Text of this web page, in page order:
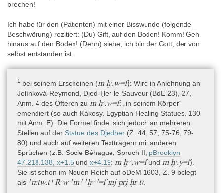
Bearbeitungsgeschichte
Der Torso wurde zunächst im 18. Jh. von einem unbekannten
Künstler in Velletri abgezeichnet, vielleicht für den von Zoëga
Museum: Guide 2016, 28; Mainieri 2021, 81-84). Champollion
kannte die Darstellungen auf dem Torso gut und nutzte Motive
der „Torso Borgia“ für seine Beschreibung der Gottheiten Amun-
Re, Neith und der Ihetkuh (Champollion 1823, unpaginiert). Auch
Lanzone 1881-1884 hat mehrere Abbildungen für seinen
mythologischen Enzyklopädie von „busto 401“ entnommen. Die
vier kleinen Fotos bei Ruesch 1911 erwecken einen Eindruck des
textlichen und bildlichen Reichtums, sind jedoch zu klein zum
Studium. Buhl 1959 veröffentlichte das erste größere Foto der
Vorderseite, El-Sayed 1982 das erste Foto der Rückseite. Eine
vollständige Publikation aller Texte und Darstellungen,
einschließlich einer Übersetzung der Texte und eines
Kommentars, erfolgte erst 1999 durch Láslo Kákosy.
brechen!
Ich habe für den (Patienten) mit einer Bisswunde (folgende
Beschwörung) rezitiert: (Du) Gift, auf den Boden! Komm! Geh
hinaus auf den Boden! (Denn) siehe, ich bin der Gott, der von
selbst entstanden ist.
1 bei seinem Erscheinen (m ḫꜥ.w=f): Wird in Anlehnung an
Jelínková-Reymond, Djed-Ḥer-le-Sauveur (BdE 23), 27,
Anm. 4 des Öfteren zu m ḥꜥ.w=f: „in seinem Körper“
emendiert (so auch Kákosy, Egyptian Healing Statues, 130
mit Anm. E). Die Formel findet sich jedoch an mehreren
Stellen auf der Statue des Djedher (Z. 44, 57, 75-76, 79-
80) und auch auf weiteren Textträgern mit anderen
Sprüchen (z.B. Socle Béhague, Spruch II; pBrooklyn
47.218.138, x+1.5 und x+4.19: m ḫꜥꜥ.w=f und m ḫꜥ.y=f).
Sie ist schon im Neuen Reich auf oDeM 1603, Z. 9 belegt
als ⸢mtw.t⸣ Rꜥw ⸢m⸣ ⸢ḫꜥꜥ⸣=f mj pri̯ ḥr tꜣ.